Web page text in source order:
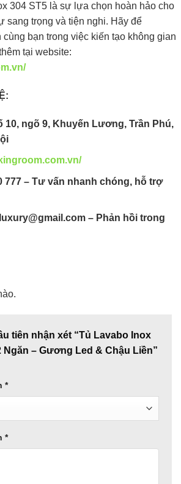
304 ST5 là sự lựa chọn hoàn hảo cho
sang trọng và tiện nghi. Hãy để
cùng bạn trong việc kiến tạo không gian
tại website:
10, ngõ 9, Khuyến Lương, Trần Phú,
777 – Tư vấn nhanh chóng, hỗ trợ
– Phản hồi trong
tiên nhận xét “Tủ Lavabo Inox
Ngăn – Gương Led & Chậu Liền”
*
*